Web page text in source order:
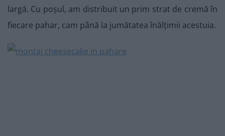
largă. Cu poșul, am distribuit un prim strat de cremă în
fiecare pahar, cam până la jumătatea înălțimii acestuia.